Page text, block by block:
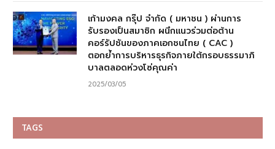
เก้ามงคล กรุ๊ป จำกัด ( มหาชน ) ผ่านการ
รับรองเป็นสมาชิก ผนึกแนวร่วมต่อต้าน
คอร์รัปชันของภาคเอกชนไทย ( CAC )
ตอกย้ำการบริหารธุรกิจภายใต้กรอบธรรมาภิ
บาลตลอดห่วงโซ่คุณค่า